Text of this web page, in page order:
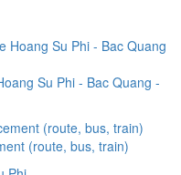
Su Phi - Bac Quang -
(route, bus, train)